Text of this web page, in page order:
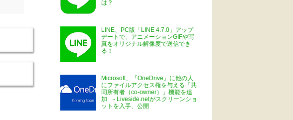
は？
LINE、PC版「LINE 4.7.0」アップ
デートで、アニメーションGIFや写
真をオリジナル解像度で送信でき
る！
Microsoft、『OneDrive』に他の人
にファイルアクセス権を与える「共
同所有者（co-owner）」機能を追
加 - Liveside.netがスクリーンショ
ットを入手、公開